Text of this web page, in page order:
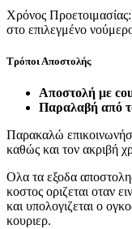
Χρόνος Προετοιμασίας:
στο επιλεγμένο
Τρόποι Αποστολής
Aποστoλή με
Παραλαβή από
Παρακαλώ
καθώς και τον ακριβή
Ολα τα εξοδα
κοστος οριζεται οταν
και υπολογιζεται ο
κουριερ.